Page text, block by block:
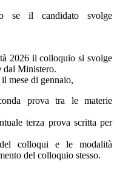
se il candidato svolge
2026 il colloquio si svolge
dal Ministero.
mese di gennaio,
prova tra le materie
terza prova scritta per
colloqui e le modalità
del colloquio stesso.